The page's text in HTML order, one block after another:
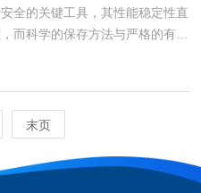
全的关键工具，其性能稳定性直
而科学的保存方法与严格的有效
。为规范试剂使用、规避检测误
全检测试剂的保存方法及有效期
差异较大，保存方法需遵循“分
核心原则，避免因保存不当导致
是试剂保存的首要关键，多数食
末页